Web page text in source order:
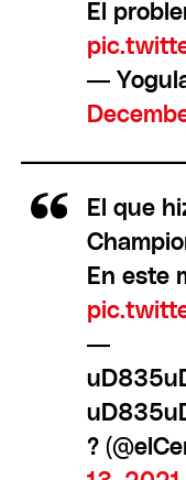
El
—
El que
En este
—
?